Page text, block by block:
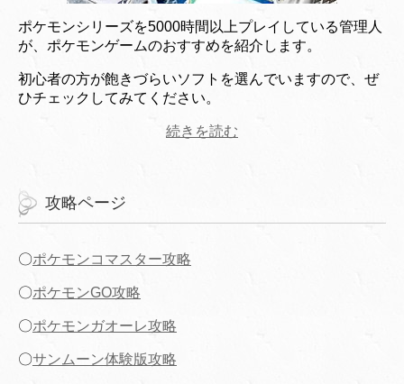
ポケモンシリーズを5000時間以上プレイしている管理人
が、ポケモンゲームのおすすめを紹介します。
初心者の方が飽きづらいソフトを選んでいますので、ぜ
ひチェックしてみてください。
続きを読む
攻略ページ
〇ポケモンコマスター攻略
〇ポケモンGO攻略
〇ポケモンガオーレ攻略
〇サンムーン体験版攻略